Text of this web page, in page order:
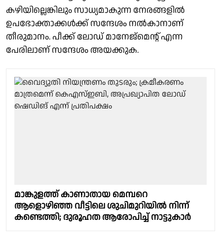
കഴിയില്ലെങ്കിലും സാധ്യമാകുന്ന നേരങ്ങളിൽ
ഉപഭോക്താക്കൾക്ക് സന്ദേശം നൽകാനാണ്
തീരുമാനം. പീക്ക് ലോഡ് മാനേജ്മെന്റ് എന്ന
പേരിലാണ് സന്ദേശം അയക്കുക.
മാങ്കുളത്ത് കാണാതായ മെമ്പറെ
ആളൊഴിഞ്ഞ വീട്ടിലെ ശുചിമുറിയിൽ നിന്ന്
കണ്ടെത്തി; ദുരൂഹത ആരോപിച്ച് നാട്ടുകാർ